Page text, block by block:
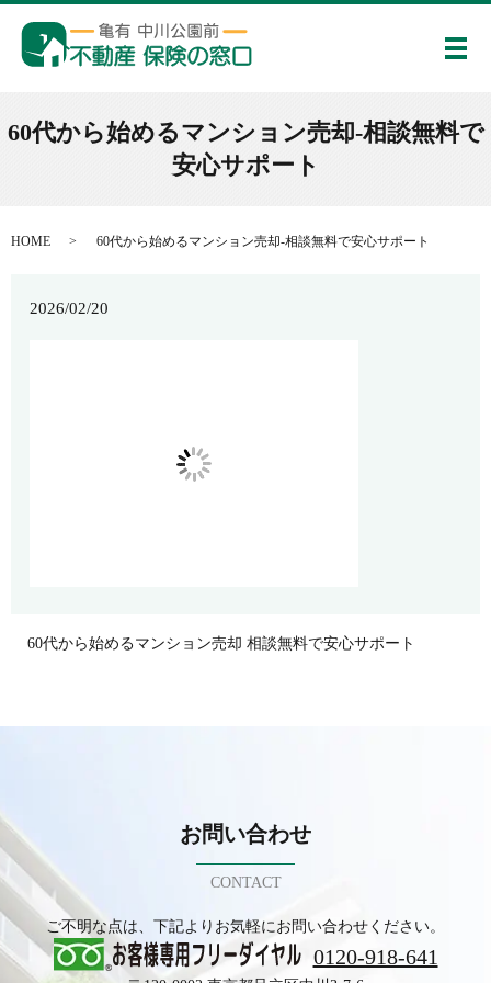
メ
60代から始めるマンション売却-相談無料で
安心サポート
HOME 60代から始めるマンション売却-相談無料で安心サポート
2026/02/20
60代から始めるマンション売却 相談無料で安心サポート
お問い合わせ
CONTACT
ご不明な点は、下記よりお気軽にお問い合わせください。
0120-918-641